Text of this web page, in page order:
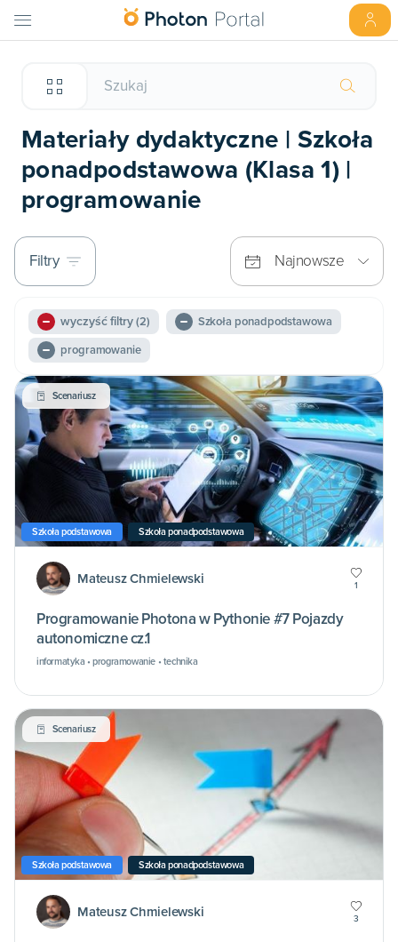
Materiały dydaktyczne | Szkoła
ponadpodstawowa (Klasa 1) |
programowanie
Filtry Najnowsze
wyczyść filtry(2)
Szkoła ponadpodstawowa
programowanie
Scenariusz
Szkoła podstawowa Szkoła ponadpodstawowa
Mateusz Chmielewski 1
Programowanie Photona w Pythonie #7 Pojazdy
autonomiczne cz.1
informatyka • programowanie • technika
Scenariusz
Szkoła podstawowa Szkoła ponadpodstawowa
Mateusz Chmielewski 3